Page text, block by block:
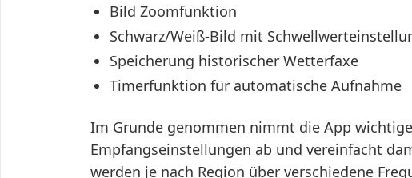
Bild Zoomfunktion
Schwarz/Weiß-Bild mit
Speicherung historischer Wetterfaxe
Timerfunktion für automatische Aufnahme
Im Grunde genommen nimmt die App
Empfangseinstellungen ab und vereinfacht
werden je nach Region über verschiedene